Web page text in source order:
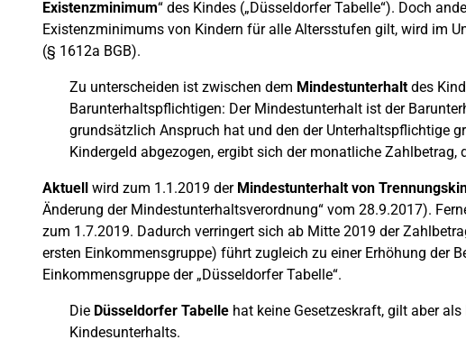
Existenzminimum“ des Kindes („Düsseldorfer Tabelle“). Doch
Existenzminimums von Kindern für alle Altersstufen gilt, wird im
(§ 1612a BGB).
Zu unterscheiden ist zwischen dem Mindestunterhaltdes
Barunterhaltspflichtigen: Der Mindestunterhalt ist der
grundsätzlich Anspruch hat und den der Unterhaltspflichtige
Kindergeld abgezogen, ergibt sich der monatliche Zahlbetrag,
Aktuell wird zum 1.1.2019 der Mindestunterhalt von
Änderung der Mindestunterhaltsverordnung“ vom 28.9.2017).
zum 1.7.2019. Dadurch verringert sich ab Mitte 2019 der
ersten Einkommensgruppe) führt zugleich zu einer Erhöhung der
Einkommensgruppe der „Düsseldorfer Tabelle“.
Die Düsseldorfer Tabelle hat keine Gesetzeskraft, gilt aber
Kindesunterhalts.